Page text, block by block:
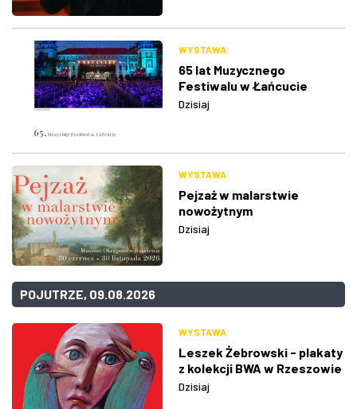
WYSTAWA
65 lat Muzycznego
Festiwalu w Łańcucie
Dzisiaj
WYSTAWA
Pejzaż w malarstwie
nowożytnym
Dzisiaj
POJUTRZE, 09.08.2026
WYSTAWA
Leszek Żebrowski - plakaty
z kolekcji BWA w Rzeszowie
Dzisiaj